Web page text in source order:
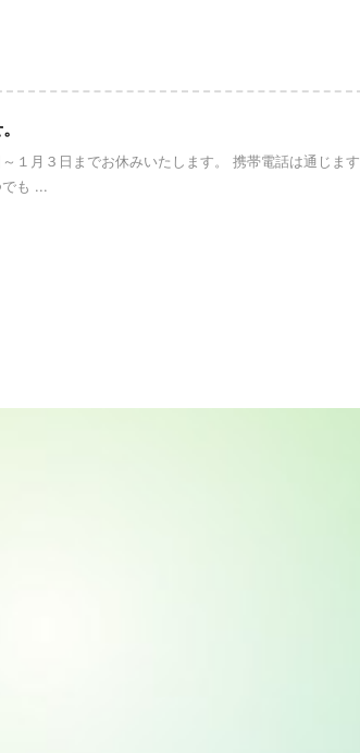
１月３日までお休みいたします。 携帯電話は通じます
も ...